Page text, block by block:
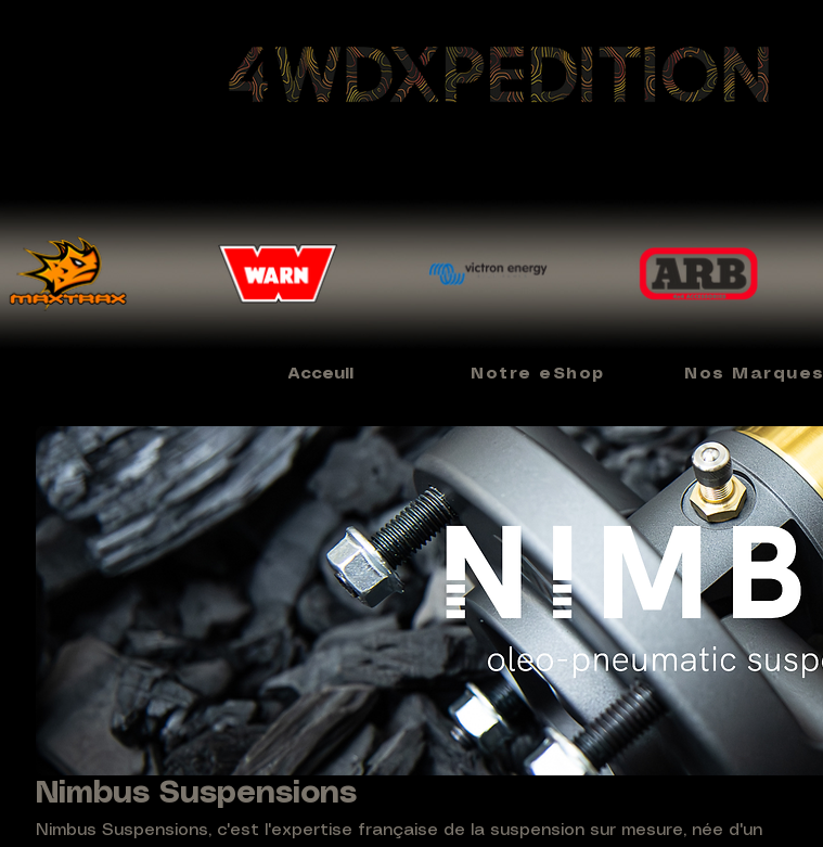
Acceuil Notre eShop Nos Marques
Nimbus Suspensions
Nimbus Suspensions, c'est l'expertise française de la suspension sur mesure, née d'un